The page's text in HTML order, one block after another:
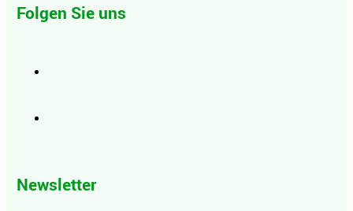
Folgen Sie uns
Newsletter